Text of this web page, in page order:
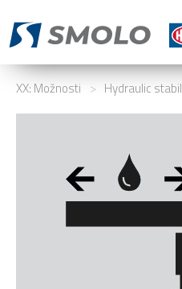
XX: Možnosti > Hydraulic